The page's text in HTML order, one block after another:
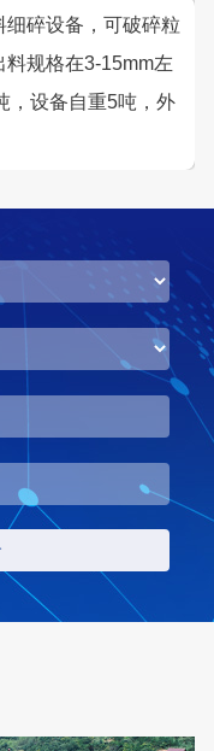
碎设备，可破碎粒
规格在3-15mm左
，设备自重5吨，外
600吨机制砂项目
设计产能
时产500-600吨
生产原料
理